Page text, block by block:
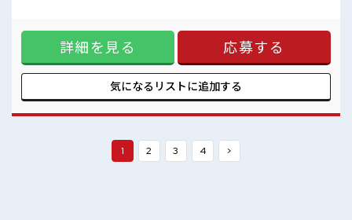
残業は基本なし！
プライベートを大切にしたい人にはピッタリ★
な制服アリ≫ 制服があるので、 毎日の服装の悩み解消♪ ≪未
経験OKの仕事≫ 新しいことにチャレンジするのは不安だけ
ど、 しっかり働く環境が整っています！ イチからスキルUP・
ステップUP目指していきましょう！ ■職場の雰囲気 一緒に働
く仲間ともなじみやすい少人数の職場☆ 髪型にこだわりのあ
るアナタは必見！ 髪型自由な職場！ 残業は基本なし！ プライ
詳細を見る 応募する
気になるリストに追加する
1 2 3 4 >